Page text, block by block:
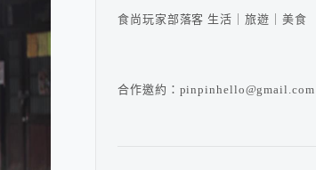
食尚玩家部落客 生活｜旅遊｜美食
合作邀約：pinpinhello@gmail.com